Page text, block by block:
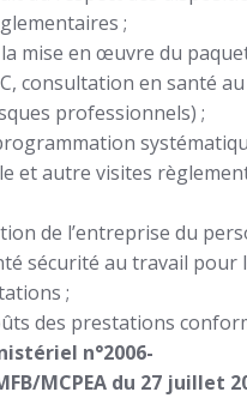
;
mise en œuvre du
consultation en santé
professionnels) ;
et autre visites
de l’entreprise du
sécurité au travail pour
;
des prestations
n°2006-
MCPEA du 27 juillet